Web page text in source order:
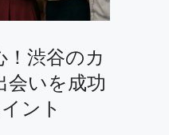
渋谷のカ
会いを成功
ント